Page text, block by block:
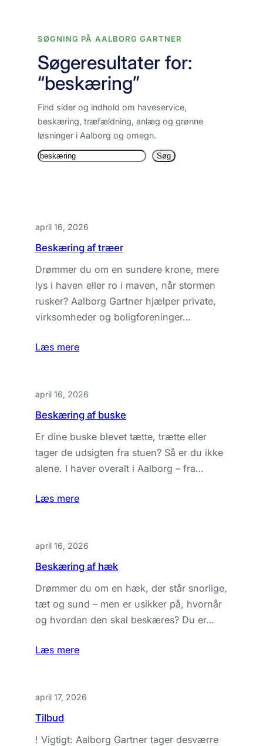
indholdSØGNING PÅ AALBORG GARTNER
Søgeresultater for:
“beskæring”
Find sider og indhold om haveservice,
beskæring, træfældning, anlæg og grønne
løsninger i Aalborg og omegn.
Søg
Søg
april 16, 2026
Beskæring af træer
Drømmer du om en sundere krone, mere
lys i haven eller ro i maven, når stormen
rusker? Aalborg Gartner hjælper private,
virksomheder og boligforeninger…
Læs mere
april 16, 2026
Beskæring af buske
Er dine buske blevet tætte, trætte eller
tager de udsigten fra stuen? Så er du ikke
alene. I haver overalt i Aalborg – fra…
Læs mere
april 16, 2026
Beskæring af hæk
Drømmer du om en hæk, der står snorlige,
tæt og sund – men er usikker på, hvornår
og hvordan den skal beskæres? Du er…
Læs mere
april 17, 2026
Tilbud
! Vigtigt: Aalborg Gartner tager desværre